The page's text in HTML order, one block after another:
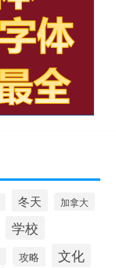
冬天 加拿大
学校
攻略 文化